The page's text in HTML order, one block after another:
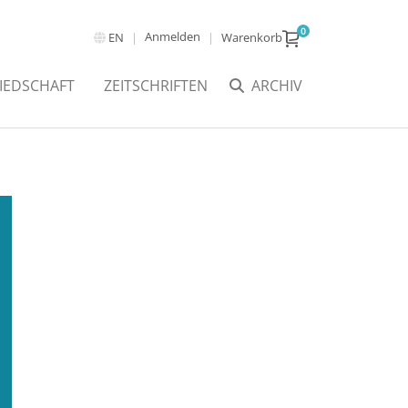
EN Anmelden Warenkorb 0
ARCHIV
ZEITSCHRIFTEN